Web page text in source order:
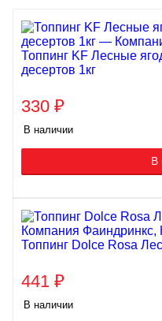
Топпинг KF Лесные
десертов 1кг
330 ₽
В наличии
В
Топпинг Dolce Rosa
441 ₽
В наличии